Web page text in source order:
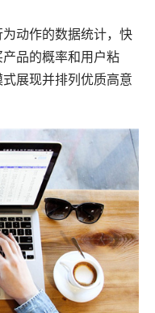
动作的数据统计，快
品的概率和用户粘
展现并排列优质高意